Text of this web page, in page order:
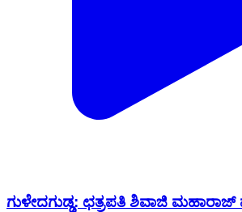
ಗುಳೇದಗುಡ್ಡ: ಛತ್ರಪತಿ ಶಿವಾಜಿ ಮಹಾರಾಜ್